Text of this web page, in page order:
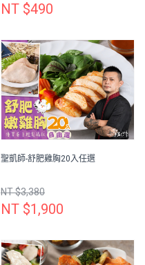
NT $490
聖凱師-舒肥雞胸20入任選
NT $3,380
NT $1,900